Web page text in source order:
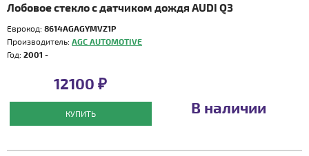
Лобовое стекло с датчиком дождя AUDI Q3
Еврокод: 8614AGAGYMVZ1P
Производитель: AGC AUTOMOTIVE
Год: 2001 -
12100 ₽
КУПИТЬ В наличии